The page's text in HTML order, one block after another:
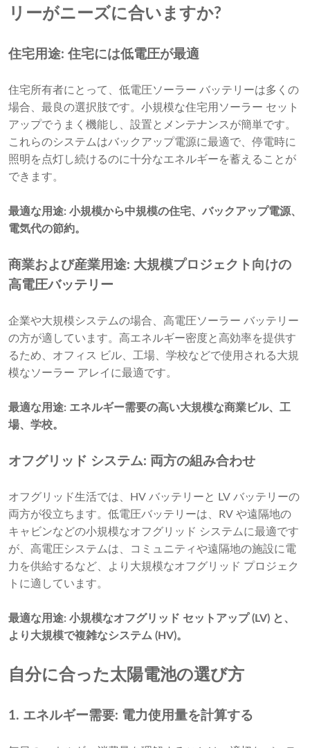
リーがニーズに合いますか?
住宅用途: 住宅には低電圧が最適
住宅所有者にとって、低電圧ソーラー バッテリーは多くの
場合、最良の選択肢です。小規模な住宅用ソーラー セット
アップでうまく機能し、設置とメンテナンスが簡単です。
これらのシステムはバックアップ電源に最適で、停電時に
照明を点灯し続けるのに十分なエネルギーを蓄えることが
できます。
最適な用途: 小規模から中規模の住宅、バックアップ電源、
電気代の節約。
商業および産業用途: 大規模プロジェクト向けの
高電圧バッテリー
企業や大規模システムの場合、高電圧ソーラー バッテリー
の方が適しています。高エネルギー密度と高効率を提供す
るため、オフィス ビル、工場、学校などで使用される大規
模なソーラー アレイに最適です。
最適な用途: エネルギー需要の高い大規模な商業ビル、工
場、学校。
オフグリッド システム: 両方の組み合わせ
オフグリッド生活では、HV バッテリーと LV バッテリーの
両方が役立ちます。低電圧バッテリーは、RV や遠隔地の
キャビンなどの小規模なオフグリッド システムに最適です
が、高電圧システムは、コミュニティや遠隔地の施設に電
力を供給するなど、より大規模なオフグリッド プロジェク
トに適しています。
最適な用途: 小規模なオフグリッド セットアップ (LV) と、
より大規模で複雑なシステム (HV)。
自分に合った太陽電池の選び方
1. エネルギー需要: 電力使用量を計算する